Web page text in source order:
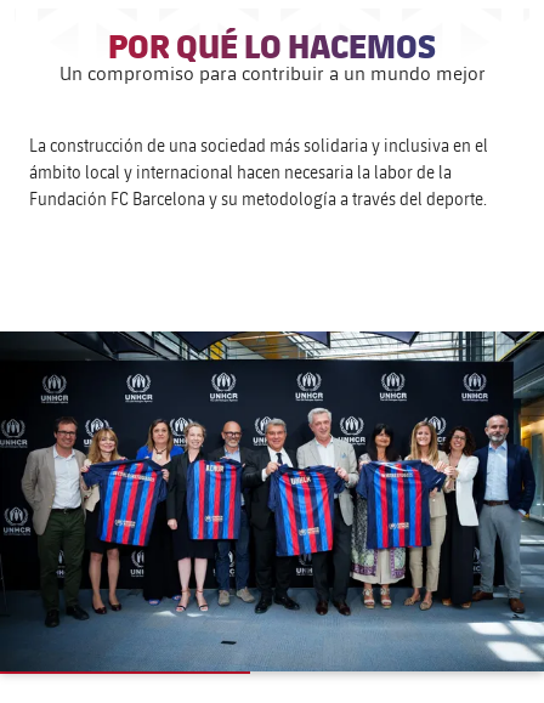
POR QUÉ LO HACEMOS
Un compromiso para contribuir a un mundo mejor
La construcción de una sociedad más solidaria y inclusiva en el
ámbito local y internacional hacen necesaria la labor de la
Fundación FC Barcelona y su metodología a través del deporte.